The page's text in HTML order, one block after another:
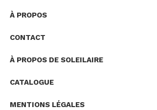
À PROPOS
CONTACT
À PROPOS DE SOLEILAIRE
CATALOGUE
MENTIONS LÉGALES